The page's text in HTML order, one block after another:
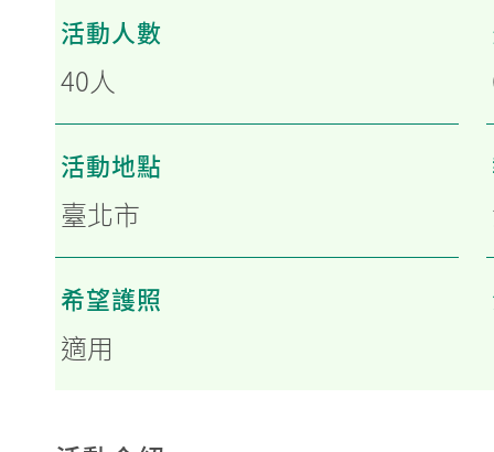
活動人數
40人
活動地點
臺北市
希望護照
適用